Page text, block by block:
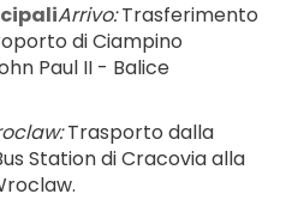
Arrivo: Trasferimento
di Ciampino
Paul II - Balice
Trasporto dalla
Station di Cracovia alla